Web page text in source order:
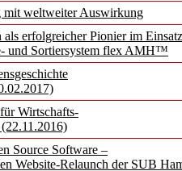
mit weltweiter Auswirkung
erfolgreicher Pionier im
und Sortiersystem flex AMH™
Wirtschafts-
Source Software –
Website-Relaunch der SUB
bis
in der